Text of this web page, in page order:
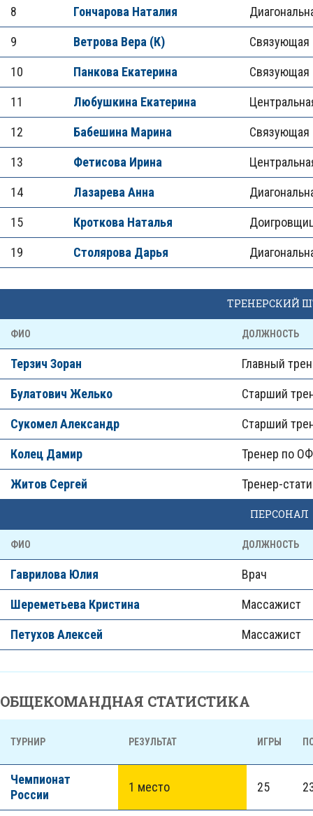
8 Гончарова Наталия
9 Ветрова Вера (К) Связующая
10 Панкова Екатерина Связующая
11 Любушкина Екатерина
12 Бабешина Марина Связующая
13 Фетисова Ирина
14 Лазарева Анна
15 Кроткова Наталья
19 Столярова Дарья
ТРЕНЕРСКИЙ
ФИО ДОЛЖНОСТЬ
Терзич Зоран Главный
Булатович Желько Старший
Сукомел Александр Старший
Колец Дамир Тренер по
Житов Сергей Тренер-
ПЕРСОНАЛ
ФИО ДОЛЖНОСТЬ
Гаврилова Юлия Врач
Шереметьева Кристина Массажист
Петухов Алексей Массажист
ОБЩЕКОМАНДНАЯ СТАТИСТИКА
ТУРНИР РЕЗУЛЬТАТ ИГРЫ
Чемпионат
России
1 место 25